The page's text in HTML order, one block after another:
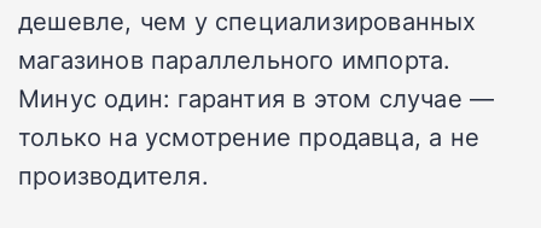
дешевле, чем у специализированных
магазинов параллельного импорта.
Минус один: гарантия в этом случае —
только на усмотрение продавца, а не
производителя.